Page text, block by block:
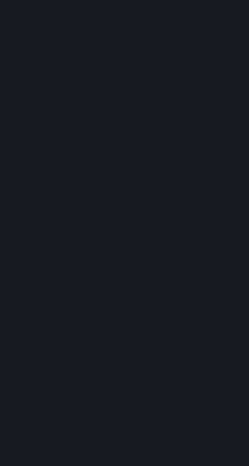
付的总金额，合计不得超过人
不时对蒸汽钱包的余额和使用
效日前的六十（60）日，我们
中列明的其他方式通知您。如
用您的帐户，则视为您接受了
您有权注销您的帐户或停止使
您可以使用蒸汽钱包余额购买
戏内购仅可通过蒸汽钱包进行
充值至蒸汽钱包内的余额不可
的余额仅能通过蒸汽平台为购
过蒸汽平台提供的游戏和其他
您可以通过平台将游戏或软件
能时应知悉并确认一旦您将该
在一些情况下，完美世界可能
他内容和服务一样，即使完美